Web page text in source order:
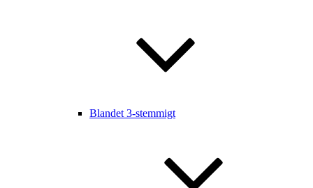
Blandet 3-stemmigt